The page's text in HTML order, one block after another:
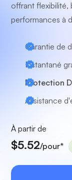
offrant flexibilité,
performances à
Garantie de
Instantané
Protection
Assistance
À partir de
$5.52/pour*